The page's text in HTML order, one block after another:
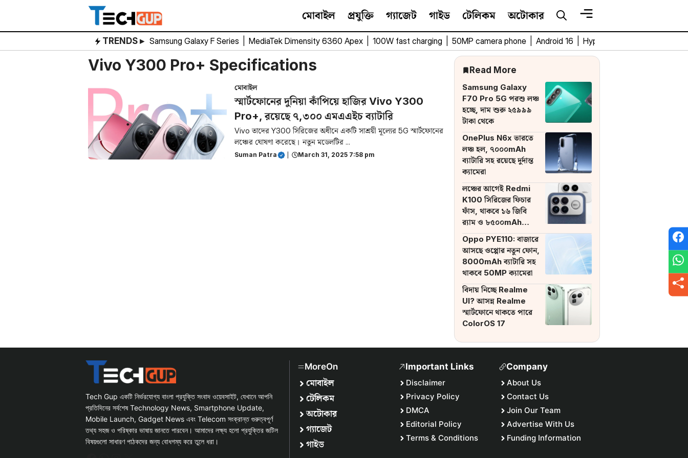
content
মোবাইল প্রযুক্তি গ্যাজেট গাইড টেলিকম অটোকার
TRENDS ▸ Samsung Galaxy F Series MediaTek Dimensity 6360 Apex 100W fast charging 50MP camera phone Android 16 HyperOS 3
Vivo Y300 Pro+ Specifications
মোবাইল
স্মার্টফোনের দুনিয়া কাঁপিয়ে হাজির Vivo Y300
Pro+, রয়েছে ৭,৩০০ এমএএইচ ব্যাটারি
Vivo তাদের Y300 সিরিজের অধীনে একটি সাশ্রয়ী মূল্যের 5G স্মার্টফোনের
লঞ্চের ঘোষণা করেছে। নতুন মডেলটির ...
Suman Patra March 31, 2025 7:58 pm
Read More
Samsung Galaxy
F70 Pro 5G পরশু লঞ্চ
হচ্ছে, দাম শুরু ২৫৯৯৯
টাকা থেকে
OnePlus N6x ভারতে
লঞ্চ হল, ৭০০০mAh
ব্যাটারি সহ রয়েছে দুর্দান্ত
ক্যামেরা
লঞ্চের আগেই Redmi
K100 সিরিজের ফিচার
ফাঁস, থাকবে ১৬ জিবি
র‌্যাম ও ৮৫০০mAh
ব্যাটারি
Oppo PYE110: বাজারে
আসছে ওপ্পোর নতুন ফোন,
8000mAh ব্যাটারি সহ
থাকবে 50MP ক্যামেরা
বিদায় নিচ্ছে Realme
UI? আসন্ন Realme
স্মার্টফোনে থাকতে পারে
ColorOS 17
Tech Gup একটি নির্ভরযোগ্য বাংলা প্রযুক্তি সংবাদ ওয়েবসাইট, যেখানে আপনি
প্রতিদিনের সর্বশেষ Technology News, Smartphone Update,
Mobile Launch, Gadget News এবং Telecom সংক্রান্ত গুরুত্বপূর্ণ
তথ্য সহজ ও পরিষ্কার ভাষায় জানতে পারবেন। আমাদের লক্ষ্য হলো প্রযুক্তির জটিল
বিষয়গুলো সাধারণ পাঠকদের জন্য বোধগম্য করে তুলে ধরা।
MoreOn
মোবাইল
টেলিকম
অটোকার
গ্যাজেট
গাইড
Important Links
Disclaimer
Privacy Policy
DMCA
Editorial Policy
Terms & Conditions
Company
About Us
Contact Us
Join Our Team
Advertise With Us
Funding Information